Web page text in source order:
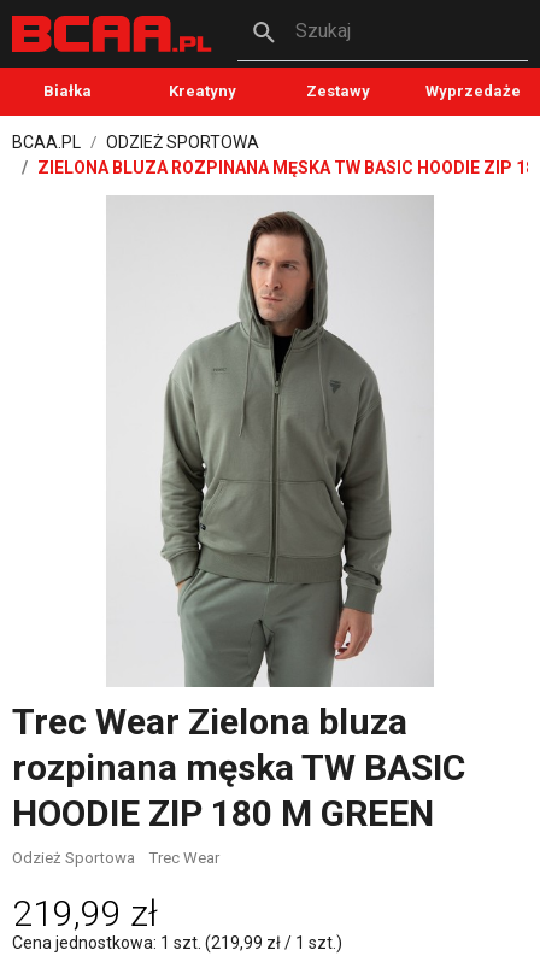
Szukaj
Białka Kreatyny Zestawy Wyprzedaże
BCAA.PL
ODZIEŻ SPORTOWA
ZIELONA BLUZA ROZPINANA MĘSKA TW BASIC HOODIE ZIP
Trec Wear Zielona bluza
rozpinana męska TW BASIC
HOODIE ZIP 180 M GREEN
Odzież Sportowa Trec Wear
219,99 zł
Cena jednostkowa: 1 szt. (219,99 zł / 1 szt.)